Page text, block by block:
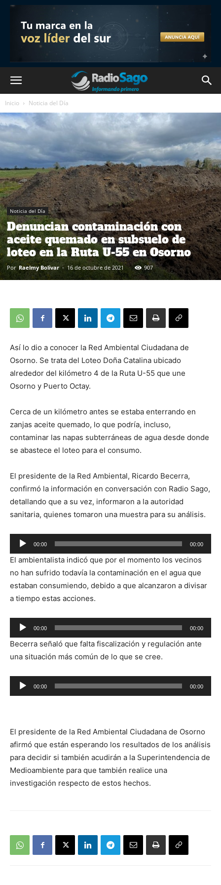
Inicio Noticia del Día
Noticia del Día
Denuncian contaminación con
aceite quemado en subsuelo de
loteo en la Ruta U-55 en Osorno
Por Raelmy Bolivar - 16 de octubre de 2021 907
Así lo dio a conocer la Red Ambiental Ciudadana de
Osorno. Se trata del Loteo Doña Catalina ubicado
alrededor del kilómetro 4 de la Ruta U-55 que une
Osorno y Puerto Octay.
Cerca de un kilómetro antes se estaba enterrando en
zanjas aceite quemado, lo que podría, incluso,
contaminar las napas subterráneas de agua desde donde
se abastece el loteo para el consumo.
El presidente de la Red Ambiental, Ricardo Becerra,
confirmó la información en conversación con Radio Sago,
detallando que a su vez, informaron a la autoridad
sanitaria, quienes tomaron una muestra para su análisis.
Reproductor
de
audio
00:00 00:00
El ambientalista indicó que por el momento los vecinos
no han sufrido todavía la contaminación en el agua que
estaban consumiendo, debido a que alcanzaron a divisar
a tiempo estas acciones.
Reproductor
de
audio
00:00 00:00
Becerra señaló que falta fiscalización y regulación ante
una situación más común de lo que se cree.
Reproductor
de
00:00 00:00
El presidente de la Red Ambiental Ciudadana de Osorno
afirmó que están esperando los resultados de los análisis
para decidir si también acudirán a la Superintendencia de
Medioambiente para que también realice una
investigación respecto de estos hechos.